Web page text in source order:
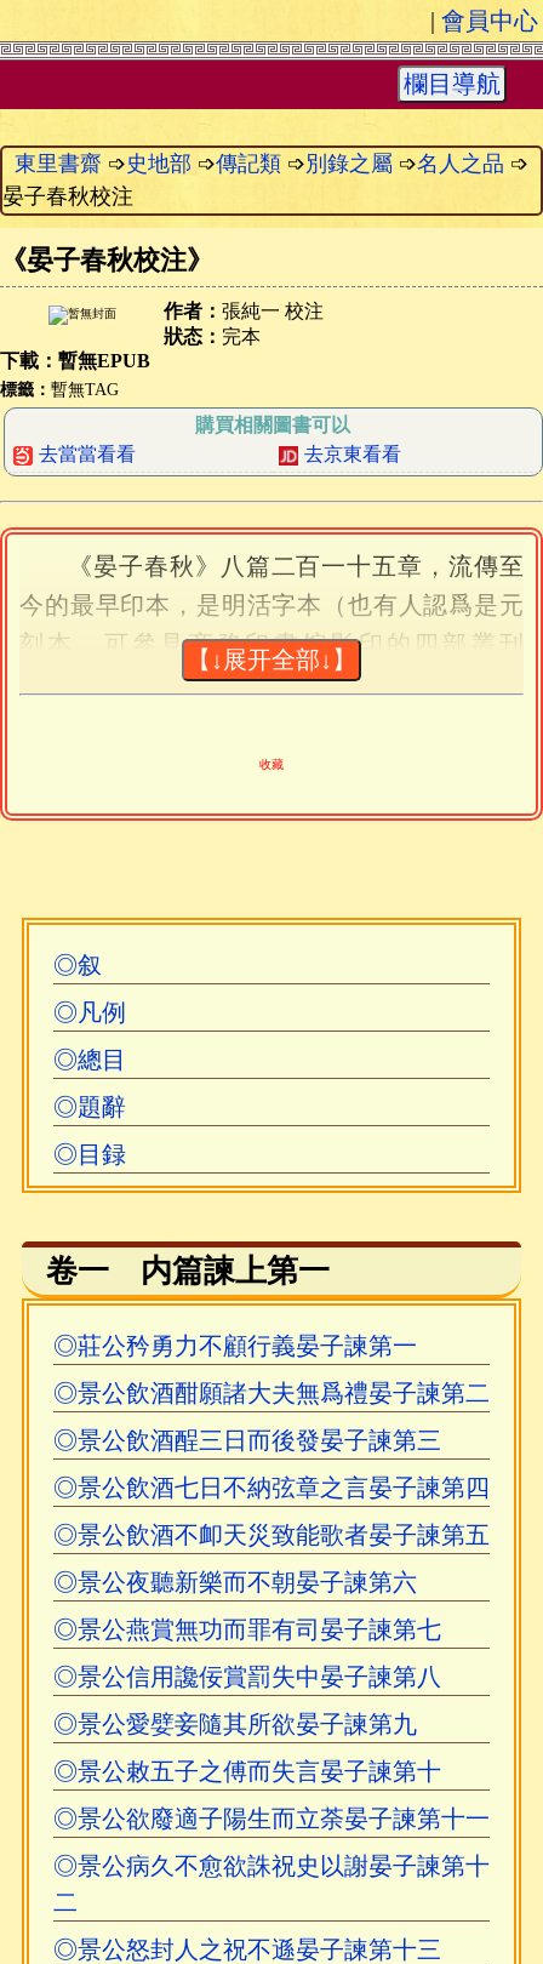
| 會員中心
欄目導航
東里書齋 ➩史地部 ➩傳記類 ➩別錄之屬 ➩名人之品 ➩
晏子春秋校注
《晏子春秋校注》
作者： 張純一 校注
狀态： 完本
下載：暫無EPUB
標籤： 暫無TAG
購買相關圖書可以
去當當看看
去京東看看
《晏子春秋》八篇二百一十五章，流傳至
今的最早印本，是明活字本（也有人認爲是元
刻本。可參見商務印書馆影印的四部叢刊
本）。一九七二年山東臨沂銀雀山出土的西漢
内、外十八篇中，其中比較完整的九章與今本
鄉。清末秀才。曾在燕京大學、南開大學任
教。解放後任中南文史馆馆員。1955年四月病
逝於撫順市。他對先秦諸子及佛學均有深入研
究，於《晏子春秋校注》所費心血尤多。該書
「以元本爲主」，充分吸收前人的校注成果，
「凡一字可疑者，必反復審校，誼求其安而後
想的闡述。純一先生可謂晏子春秋的功臣。該
書於一九三五年被世界書局收入諸子集成，中
華書局曾多次校訂重印。
——以上摘自梁運華校本《前言》。
【↓展开全部↓】
收藏
◎叙
◎凡例
◎總目
◎題辭
◎目録
卷一 内篇諫上第一
◎莊公矜勇力不顧行義晏子諫第一
◎景公飲酒酣願諸大夫無爲禮晏子諫第二
◎景公飲酒酲三日而後發晏子諫第三
◎景公飲酒七日不納弦章之言晏子諫第四
◎景公飲酒不卹天災致能歌者晏子諫第五
◎景公夜聽新樂而不朝晏子諫第六
◎景公燕賞無功而罪有司晏子諫第七
◎景公信用讒佞賞罰失中晏子諫第八
◎景公愛嬖妾隨其所欲晏子諫第九
◎景公敕五子之傅而失言晏子諫第十
◎景公欲廢適子陽生而立荼晏子諫第十一
◎景公病久不愈欲誅祝史以謝晏子諫第十
二
◎景公怒封人之祝不遜晏子諫第十三